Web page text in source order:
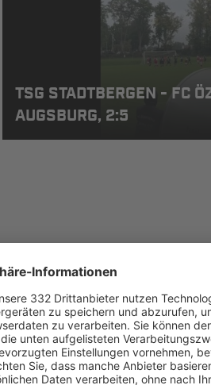
TSG STADTBERGEN - FC
AUGSBURG, 2:5